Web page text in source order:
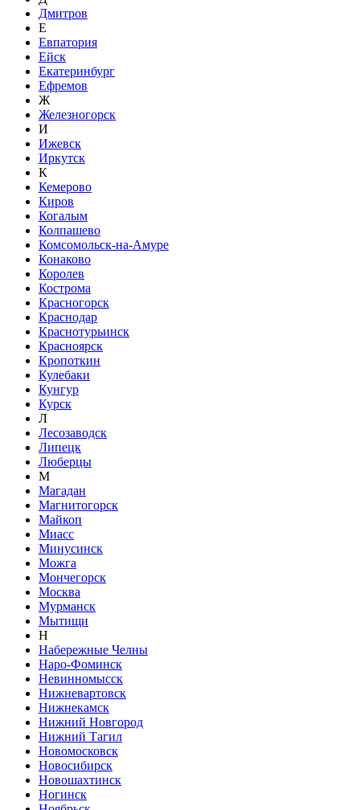
Дмитров
Е
Евпатория
Ейск
Екатеринбург
Ефремов
Ж
Железногорск
И
Ижевск
Иркутск
К
Кемерово
Киров
Когалым
Колпашево
Комсомольск-на-Амуре
Конаково
Королев
Кострома
Красногорск
Краснодар
Краснотурьинск
Красноярск
Кропоткин
Кулебаки
Кунгур
Курск
Л
Лесозаводск
Липецк
Люберцы
М
Магадан
Магнитогорск
Майкоп
Миасс
Минусинск
Можга
Мончегорск
Москва
Мурманск
Мытищи
Н
Набережные Челны
Наро-Фоминск
Невинномысск
Нижневартовск
Нижнекамск
Нижний Новгород
Нижний Тагил
Новомосковск
Новосибирск
Новошахтинск
Ногинск